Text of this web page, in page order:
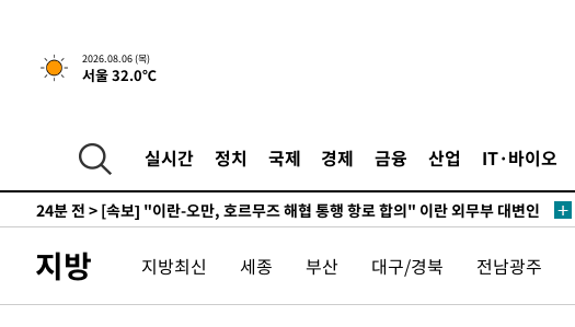
2026.08.06 (목)
서울 32.0℃
실시간 정치 국제 경제 금융 산업 IT·바이오
-26114초 전 >6월 경상수지 497.3억 달러…두 달 연속 사상 최대
-26065초 전 >서울 낮 39도 '폭염중대경보'…40도 관측 가능성도
-15600초 전 >
[속보] 호르무즈 해협 이란-오만 협상 기대속 뉴욕증시 혼조 마감 다
우 0.49%↑
-13955초 전 >
취임 3년 인터뷰
24분 전 > [속보] "이란-오만, 호르무즈 해협 통행 항로 합의" 이란 외무부 대변인
-29704초 전 >
[속보]코스닥, 2.15포인트(0.27%) 내린 797.44 출발
-29687초 전 >[속보]코스피, 119.51포인트(1.81%) 내린 6478.75 개장
지방 지방최신 세종 부산 대구/경북 전남광주